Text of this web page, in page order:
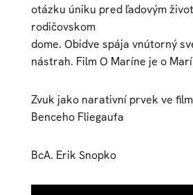
otázku úniku pred ľadovým
rodičovskom
dome. Obidve spája vnútorný
nástrah. Film O Maríne je o
Zvuk jako narativní prvek ve
Benceho Fliegaufa
BcA. Erik Snopko